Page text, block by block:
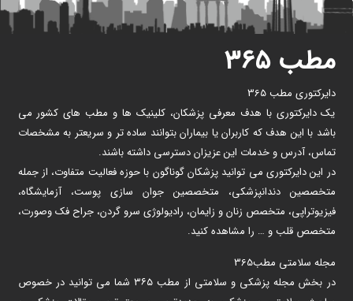
مطب ۳۶۵
دایرکتوری مطب 365
یک دایرکتوری با هدف معرفی پزشکان، کلینیک ها و مطب های کشور می
باشد با این هدف که کاربران یا بیماران بتوانند ساده تر و سریعتر به مشخصات
تماس، آدرس و خدمات این عزیزان دسترسی داشته باشند.
در این دایرکتوری می توانید پزشکان گوناگون با حوزه فعالیت متفاوت، از جمله
متخصصین دندانپزشکی، متخصصین جوان سازی پوست، آزمایشگاه،
فیزیوتراپی، متخصص زنان و زایمان، رادیولوژی سرو گردن، جراح فک وصورت،
متخصص قلب و … را مشاهده کنید.
مجله سلامتی مطب365
در بخش مجله پزشکی و سلامتی از مطب ۳۶۵ شما می توانید در خصوص